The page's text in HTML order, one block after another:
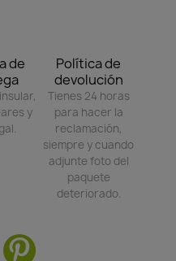
de
y
Política de
devolución
Tienes 24 horas
para hacer la
reclamación,
siempre y cuando
adjunte foto del
paquete
deteriorado.